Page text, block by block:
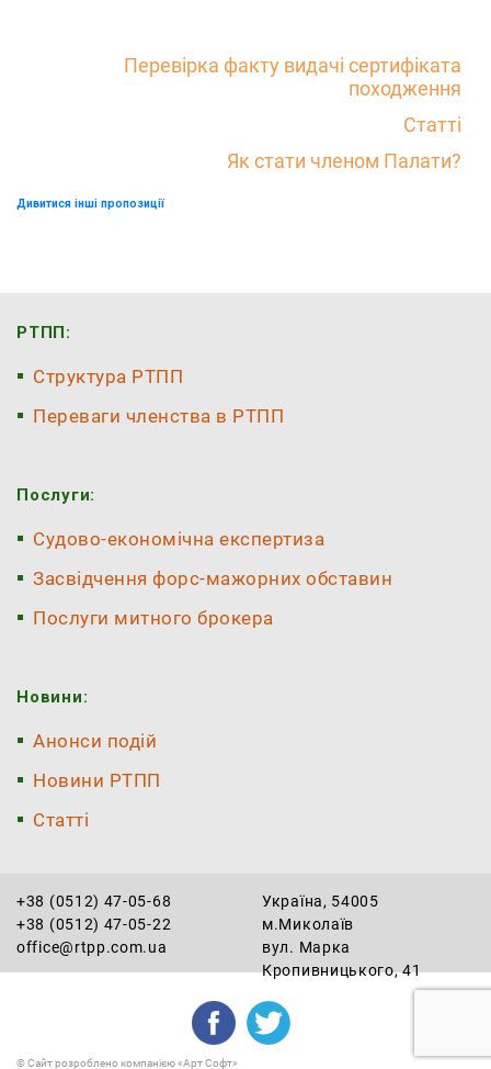
Перевірка факту видачі сертифіката
походження
Статті
Як стати членом Палати?
Дивитися інші пропозиції
РТПП:
Структура РТПП
Переваги членства в РТПП
Послуги:
Судово-економічна експертиза
Засвідчення форс-мажорних обставин
Послуги митного брокера
Новини:
Анонси подій
Новини РТПП
Статті
+38 (0512) 47-05-68
+38 (0512) 47-05-22
office@rtpp.com.ua
Україна, 54005
м.Миколаїв
вул. Марка
Кропивницького, 41
©Сайт розроблено компанією «Арт Софт»